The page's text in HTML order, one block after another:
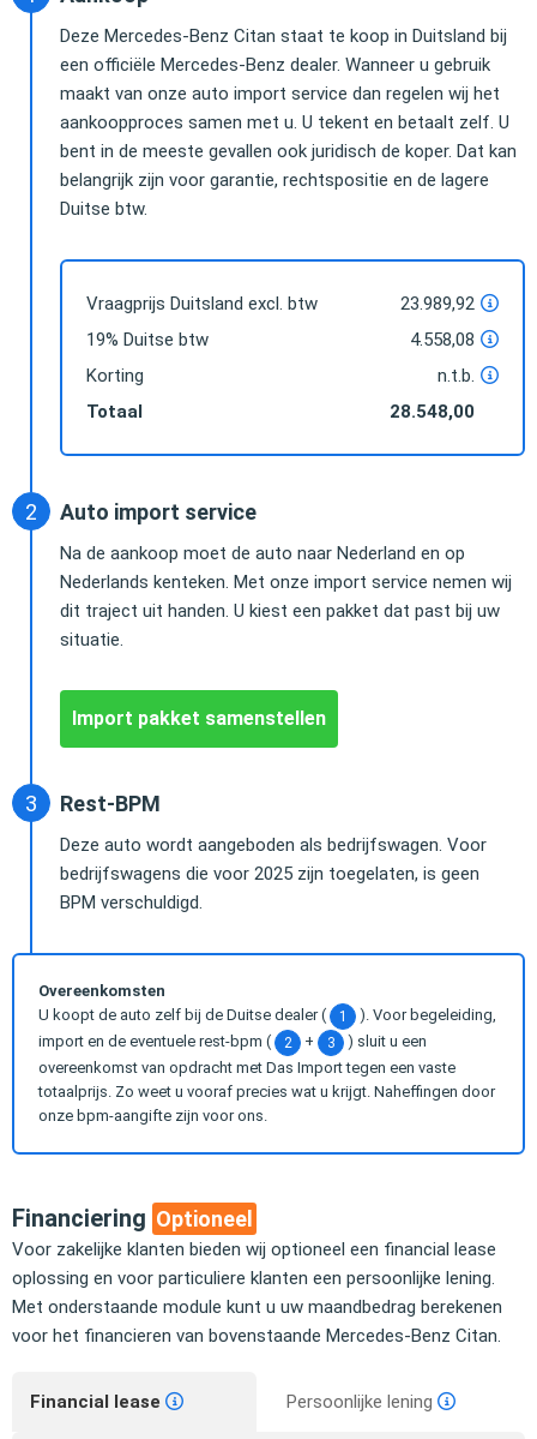
Deze Mercedes-Benz Citan staat te koop in Duitsland bij
een officiële Mercedes-Benz dealer. Wanneer u gebruik
maakt van onze auto import service dan regelen wij het
aankoopproces samen met u. U tekent en betaalt zelf. U
bent in de meeste gevallen ook juridisch de koper. Dat kan
belangrijk zijn voor garantie, rechtspositie en de lagere
Duitse btw.
Vraagprijs Duitsland excl. btw
23.989,92
19% Duitse btw
4.558,08
Korting
n.t.b.
Totaal
28.548,00
Auto import service
Na de aankoop moet de auto naar Nederland en op
Nederlands kenteken. Met onze import service nemen wij
dit traject uit handen. U kiest een pakket dat past bij uw
situatie.
Import pakket samenstellen
Rest-BPM
Deze auto wordt aangeboden als bedrijfswagen. Voor
bedrijfswagens die voor 2025 zijn toegelaten, is geen
BPM verschuldigd.
Overeenkomsten
U koopt de auto zelf bij de Duitse dealer (
1
). Voor begeleiding,
import en de eventuele rest-bpm (
2 + 3
) sluit u een
overeenkomst van opdracht met Das Import tegen een vaste
totaalprijs. Zo weet u vooraf precies wat u krijgt. Naheffingen door
onze bpm-aangifte zijn voor ons.
Financiering Optioneel
Voor zakelijke klanten bieden wij optioneel een financial lease
oplossing en voor particuliere klanten een persoonlijke lening.
Met onderstaande module kunt u uw maandbedrag berekenen
voor het financieren van bovenstaande Mercedes-Benz Citan.
Financial lease Persoonlijke lening